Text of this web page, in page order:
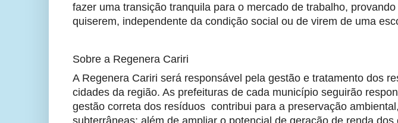
fazer uma transição tranquila para o mercado de trabalho,
quiserem, independente da condição social ou de virem de uma
Sobre a Regenera Cariri
A Regenera Cariri será responsável pela gestão e tratamento dos
cidades da região. As prefeituras de cada município seguirão
gestão correta dos resíduos  contribui para a preservação
subterrâneas; além de ampliar o potencial de geração de renda